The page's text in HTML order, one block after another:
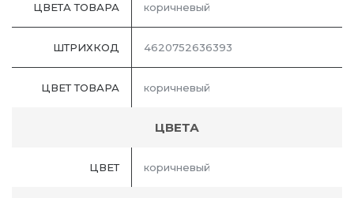
ЦВЕТА ТОВАРА коричневый
ШТРИХКОД 4620752636393
ЦВЕТ ТОВАРА коричневый
ЦВЕТА
ЦВЕТ коричневый